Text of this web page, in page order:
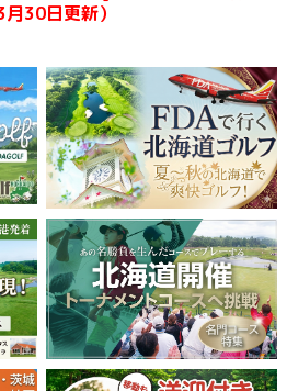
30日更新）
（3月5日更新）
シャル」４月出発発売開始！
いて
のM-GOLF合冊カタログが出来
）
カタログの完成は10月上旬予
ﾗｲﾝ）カップin北海道 『10月大
月11日更新）
ﾗｲﾝ）カップin北海道 『5月大会